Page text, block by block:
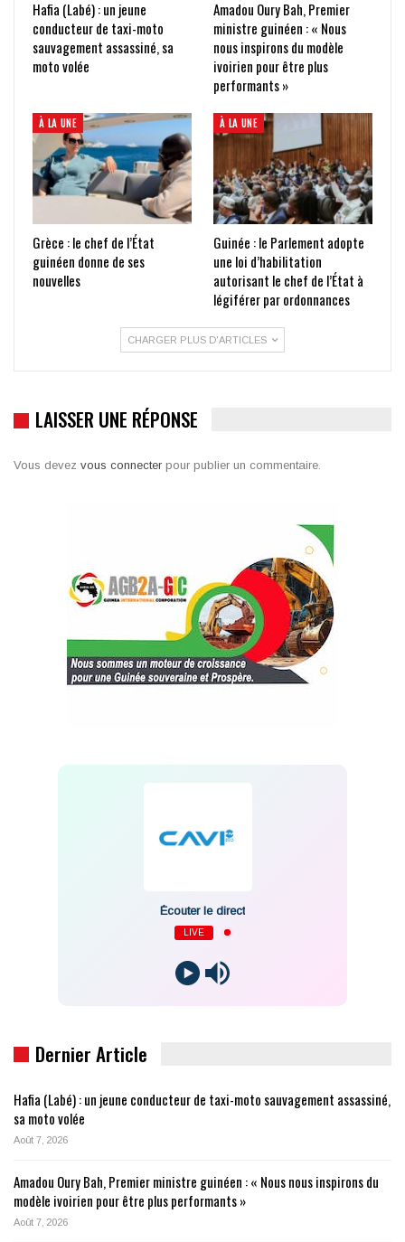
Hafia (Labé) : un jeune
conducteur de taxi-moto
sauvagement assassiné, sa
moto volée
Amadou Oury Bah, Premier
ministre guinéen : « Nous
nous inspirons du modèle
ivoirien pour être plus
performants »
À LA UNE
Grèce : le chef de l’État
guinéen donne de ses
nouvelles
À LA UNE
Guinée : le Parlement adopte
une loi d’habilitation
autorisant le chef de l’État à
légiférer par ordonnances
CHARGER PLUS D'ARTICLES
LAISSER UNE RÉPONSE
Vous devez vous connecter pour publier un commentaire.
Écouter le direct
LIVE
Dernier Article
Hafia (Labé) : un jeune conducteur de taxi-moto sauvagement assassiné,
sa moto volée
Août 7, 2026
Amadou Oury Bah, Premier ministre guinéen : « Nous nous inspirons du
modèle ivoirien pour être plus performants »
Août 7, 2026